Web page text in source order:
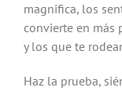
magnifica, los
convierte en más
y los que te
Haz la prueba,